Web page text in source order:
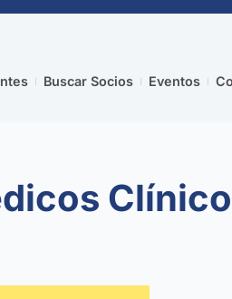
Buscar Socios Eventos